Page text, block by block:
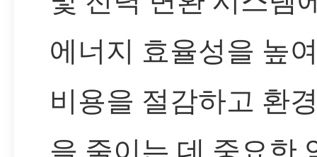
에너지 효율성을 높
비용을 절감하고 환